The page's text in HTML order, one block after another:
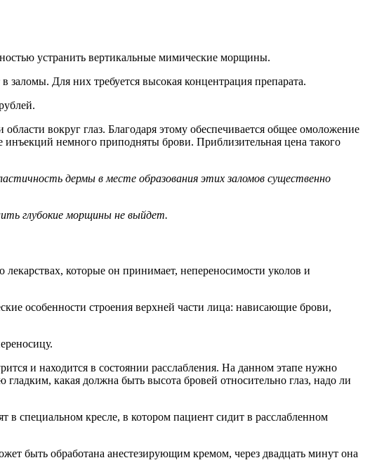
устранить вертикальные мимические морщины.
Для них требуется высокая концентрация препарата.
вокруг глаз. Благодаря этому обеспечивается общее омоложение
немного приподняты брови. Приблизительная цена такого
дермы в месте образования этих заломов существенно
глубокие морщины не выйдет.
которые он принимает, непереносимости уколов и
особенности строения верхней части лица: нависающие брови,
и находится в состоянии расслабления. На данном этапе нужно
какая должна быть высота бровей относительно глаз, надо ли
в специальном кресле, в котором пациент сидит в расслабленном
быть обработана анестезирующим кремом, через двадцать минут она